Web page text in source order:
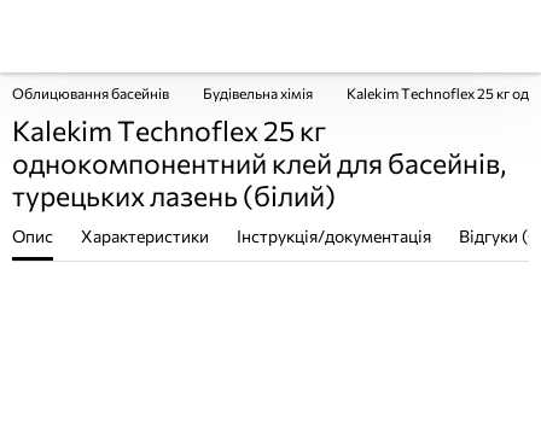
Облицювання басейнів Будівельна хімія Kalekim Technoflex 25 кг
Kalekim Technoflex 25 кг
однокомпонентний клей для басейнів,
турецьких лазень (білий)
Опис Характеристики Інструкція/документація Відгуки